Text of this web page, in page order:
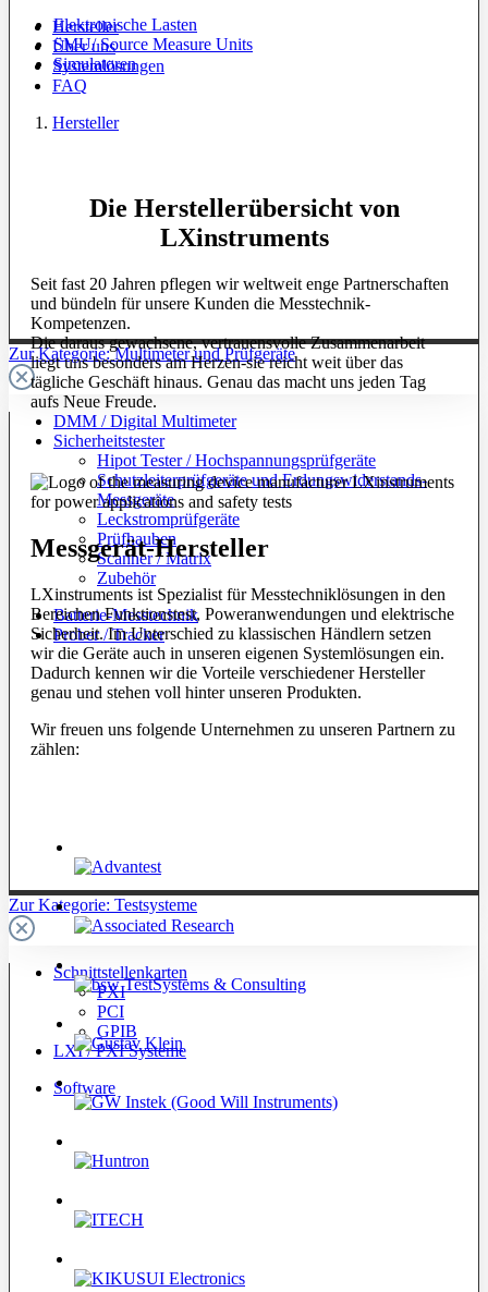
Elektronische Lasten
SMU/ Source Measure Units
Simulatoren
Zur Kategorie: Multimeter und Prüfgeräte
DMM / Digital Multimeter
Sicherheitstester
Hipot Tester / Hochspannungsprüfgeräte
Schutzleiterprüfgeräte und Erdungswiderstands-
Messgeräte
Leckstromprüfgeräte
Prüfhauben
Scanner / Matrix
Zubehör
Batterie-Messtechnik
Prober / Tracker
Zur Kategorie: Testsysteme
Schnittstellenkarten
PXI
PCI
GPIB
LXI / PXI Systeme
Software
Hersteller
Über uns
Systemlösungen
FAQ
Hersteller
Die Herstellerübersicht von
LXinstruments
Seit fast 20 Jahren pflegen wir weltweit enge Partnerschaften
und bündeln für unsere Kunden die Messtechnik-
Kompetenzen.
Die daraus gewachsene, vertrauensvolle Zusammenarbeit
liegt uns besonders am Herzen-sie reicht weit über das
tägliche Geschäft hinaus. Genau das macht uns jeden Tag
aufs Neue Freude.
Messgerät-Hersteller
LXinstruments ist Spezialist für Messtechniklösungen in den
Bereichen Funktionstest, Poweranwendungen und elektrische
Sicherheit. Im Unterschied zu klassischen Händlern setzen
wir die Geräte auch in unseren eigenen Systemlösungen ein.
Dadurch kennen wir die Vorteile verschiedener Hersteller
genau und stehen voll hinter unseren Produkten.
Wir freuen uns folgende Unternehmen zu unseren Partnern zu
zählen: